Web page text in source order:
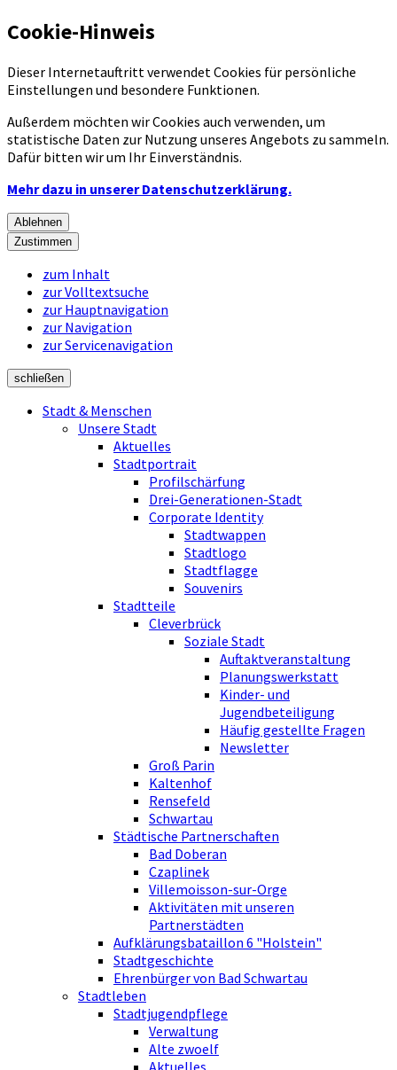
Cookie-Hinweis
Dieser Internetauftritt verwendet Cookies für persönliche
Einstellungen und besondere Funktionen.
Außerdem möchten wir Cookies auch verwenden, um
statistische Daten zur Nutzung unseres Angebots zu sammeln.
Dafür bitten wir um Ihr Einverständnis.
Mehr dazu in unserer Datenschutzerklärung.
Ablehnen
Zustimmen
zum Inhalt
zur Volltextsuche
zur Hauptnavigation
zur Navigation
zur Servicenavigation
schließen
Stadt & Menschen
Unsere Stadt
Aktuelles
Stadtportrait
Profilschärfung
Drei-Generationen-Stadt
Corporate Identity
Stadtwappen
Stadtlogo
Stadtflagge
Souvenirs
Stadtteile
Cleverbrück
Soziale Stadt
Auftaktveranstaltung
Planungswerkstatt
Kinder- und
Jugendbeteiligung
Häufig gestellte Fragen
Newsletter
Groß Parin
Kaltenhof
Rensefeld
Schwartau
Städtische Partnerschaften
Bad Doberan
Czaplinek
Villemoisson-sur-Orge
Aktivitäten mit unseren
Partnerstädten
Aufklärungsbataillon 6 "Holstein"
Stadtgeschichte
Ehrenbürger von Bad Schwartau
Stadtleben
Stadtjugendpflege
Verwaltung
Alte zwoelf
Aktuelles